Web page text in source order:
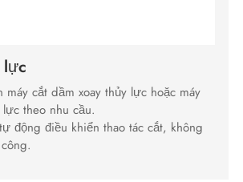
lực
máy cắt dầm xoay thủy lực hoặc máy
theo nhu cầu.
động điều khiển thao tác cắt, không